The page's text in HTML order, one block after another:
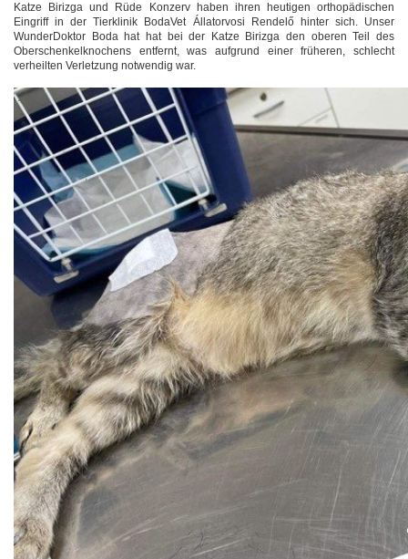
Katze Birizga und Rüde Konzerv haben ihren heutigen orthopädischen
Eingriff in der Tierklinik BodaVet Állatorvosi Rendelő hinter sich. Unser
WunderDoktor Boda hat hat bei der Katze Birizga den oberen Teil des
Oberschenkelknochens entfernt, was aufgrund einer früheren, schlecht
verheilten Verletzung notwendig war.